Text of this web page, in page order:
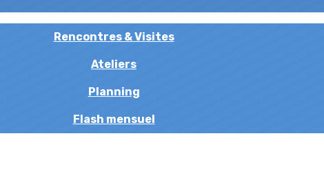
Rencontres & Visites
Ateliers
Planning
Flash mensuel